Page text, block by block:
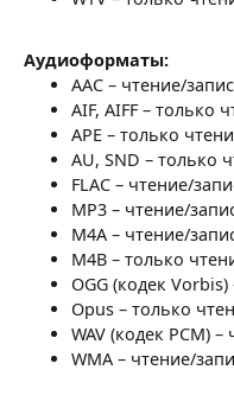
Аудиоформаты:
AAC – чтение/
AIF, AIFF – только
APE – только
AU, SND – только
FLAC – чтение/
MP3 – чтение/
M4A – чтение/
M4B – только
OGG (кодек
Opus – только
WAV (кодек PCM)
WMA – чтение/